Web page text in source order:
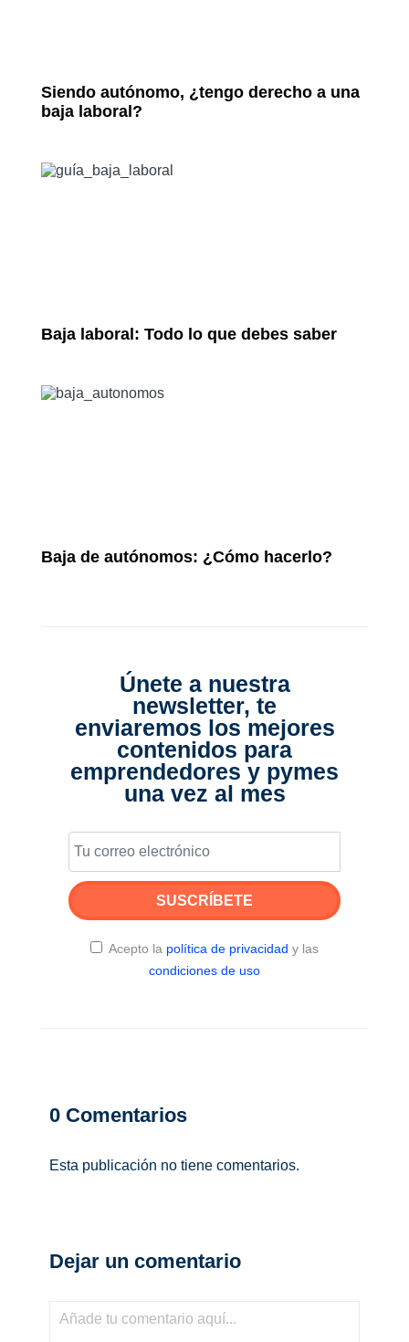
Siendo autónomo, ¿tengo derecho a una
baja laboral?
Baja laboral: Todo lo que debes saber
Baja de autónomos: ¿Cómo hacerlo?
Únete a nuestra
newsletter, te
enviaremos los mejores
contenidos para
emprendedores y pymes
una vez al mes
SUSCRÍBETE
Acepto la política de privacidad y las
condiciones de uso
0 Comentarios
Esta publicación no tiene comentarios.
Dejar un comentario